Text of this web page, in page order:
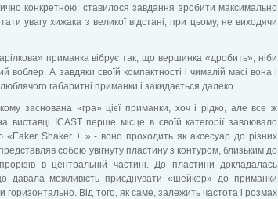
конкретною: ставилося завдання зробити максимально
увагу хижака з великої відстані, при цьому, не виходячи
приманка вібрує так, що вершинка «дробить», ніби
воблер. А завдяки своїй компактності і чималій масі вона і
габаритні приманки і закидається далеко ...
заснована «гра» цієї приманки, хоч і рідко, але все ж
виставці ICAST перше місце в своїй категорії завоювало
«Eaker Shaker + » - воно проходить як аксесуар до різних
собою увігнуту пластину з контуром, близьким до
в центральній частині. До пластини докладалась
давала можливість приєднувати «шейкер» до приманки
Від того, як саме, залежить частота і розмах